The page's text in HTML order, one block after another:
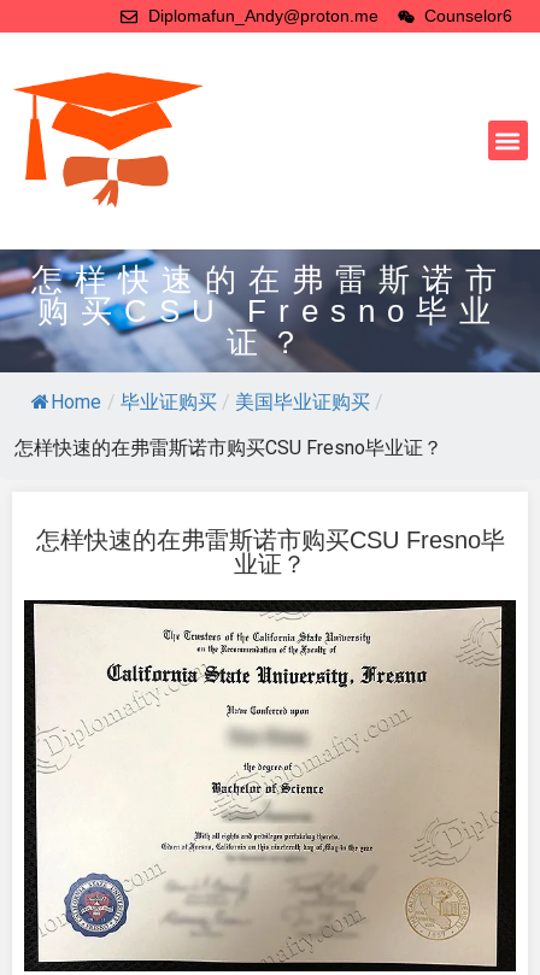
Diplomafun_Andy@proton.me Counselor6
怎样快速的在弗雷斯诺市
购买CSU Fresno毕业
证？
Home / 毕业证购买 / 美国毕业证购买 /
怎样快速的在弗雷斯诺市购买CSU Fresno毕业证？
怎样快速的在弗雷斯诺市购买CSU Fresno毕
业证？